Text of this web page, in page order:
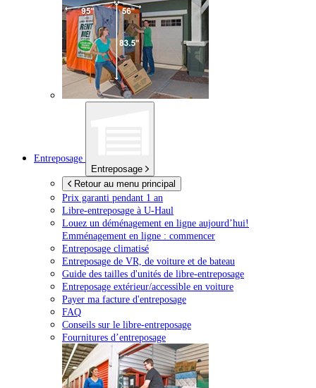
Entreposage
Entreposage
Retour au menu principal
Prix garanti pendant 1 an
Libre-entreposage à U-Haul
Louez un déménagement en ligne aujourd’hui!
Emménagement en ligne : commencer
Entreposage climatisé
Entreposage de VR, de voiture et de bateau
Guide des tailles d'unités de libre-entreposage
Entreposage extérieur/accessible en voiture
Payer ma facture d'entreposage
FAQ
Conseils sur le libre-entreposage
Fournitures d’entreposage